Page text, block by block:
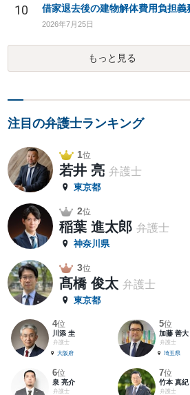
10
2026年7月25日
もっと見る
注目の弁護士ランキング
1位
若井 亮 弁護士
東京都
2位
稲葉 進太郎 弁護士
神奈川県
3位
髙橋 俊太 弁護士
東京都
4位
川添 圭
弁護士
大阪府
5位
加藤 善大
弁護士
埼玉県
6位
泉 亮介
弁護士
7位
竹本 真紀
弁護士